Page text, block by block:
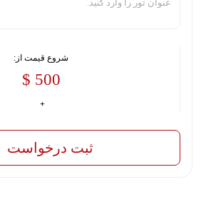
شروع قیمت از:
500 $
ثبت درخواست